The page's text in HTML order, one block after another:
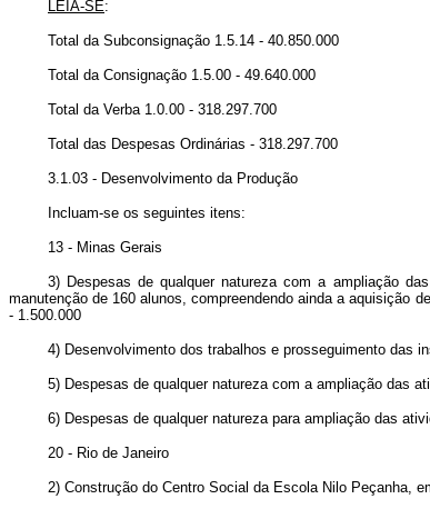
LEIA-SE:
Total da Subconsignação 1.5.14 - 40.850.000
Total da Consignação 1.5.00 - 49.640.000
Total da Verba 1.0.00 - 318.297.700
Total das Despesas Ordinárias - 318.297.700
3.1.03 - Desenvolvimento da Produção
Incluam-se os seguintes itens:
13 - Minas Gerais
3) Despesas de qualquer natureza com a ampliação
manutenção de 160 alunos, compreendendo ainda a aquisição
- 1.500.000
4) Desenvolvimento dos trabalhos e prosseguimento das
5) Despesas de qualquer natureza com a ampliação das
6) Despesas de qualquer natureza para ampliação das
20 - Rio de Janeiro
2) Construção do Centro Social da Escola Nilo Peçanha,